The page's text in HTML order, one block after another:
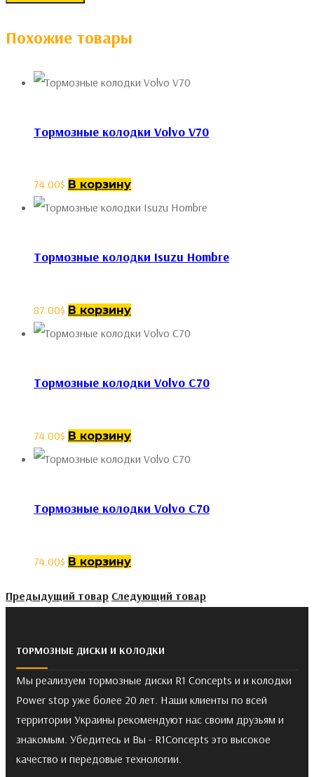
Похожие товары
Тормозные колодки Volvo V70
74.00$ В корзину
Тормозные колодки Isuzu Hombre
87.00$ В корзину
Тормозные колодки Volvo C70
74.00$ В корзину
Тормозные колодки Volvo C70
74.00$ В корзину
Предыдущий товар Следующий товар
ТОРМОЗНЫЕ ДИСКИ И КОЛОДКИ
Мы реализуем тормозные диски R1 Concepts и и колодки
Power stop уже более 20 лет. Наши клиенты по всей
территории Украины рекомендуют нас своим друзьям и
знакомым. Убедитесь и Вы - R1Concepts это высокое
качество и передовые технологии.